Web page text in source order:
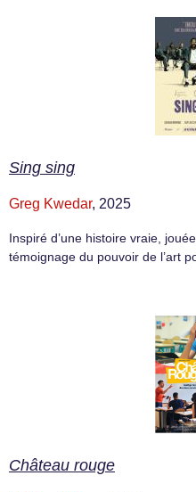
Sing sing
Greg Kwedar, 2025
Inspiré d’une histoire vraie,
témoignage du pouvoir de l’art
Château rouge